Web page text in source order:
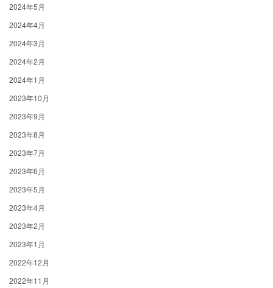
2024年5月
2024年4月
2024年3月
2024年2月
2024年1月
2023年10月
2023年9月
2023年8月
2023年7月
2023年6月
2023年5月
2023年4月
2023年2月
2023年1月
2022年12月
2022年11月